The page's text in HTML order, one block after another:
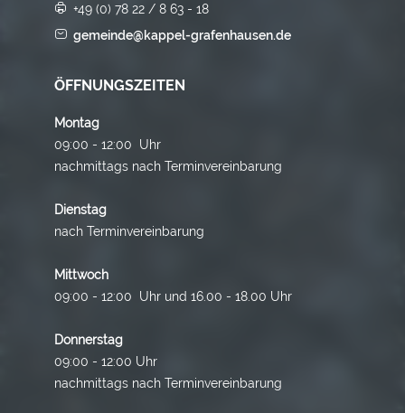
+49 (0) 78 22 / 8 63 - 18
gemeinde@kappel-grafenhausen.de
ÖFFNUNGSZEITEN
Montag
09:00 - 12:00 Uhr
nachmittags nach Terminvereinbarung
Dienstag
nach Terminvereinbarung
Mittwoch
09:00 - 12:00 Uhr und 16.00 - 18.00 Uhr
Donnerstag
09:00 - 12:00 Uhr
nachmittags nach Terminvereinbarung